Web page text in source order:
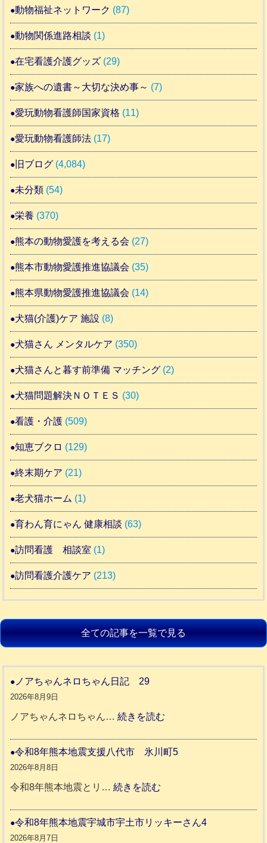
動物福祉ネットワーク (87)
動物関係進路相談 (1)
在宅看護介護グッズ (29)
家族への遺書～大切な決め事～ (7)
愛玩動物看護師国家資格 (11)
愛玩動物看護師法 (17)
旧ブログ (4,084)
未分類 (54)
栄養 (370)
熊本の動物愛護を考える会 (27)
熊本市動物愛護推進協議会 (35)
熊本県動物愛護推進協議会 (14)
犬猫(介護)ケア 施設 (8)
犬猫さん メンタルケア (350)
犬猫さんと暮す前準備 マッチング (2)
犬猫問題解決ＮＯＴＥＳ (30)
看護・介護 (509)
知恵ブクロ (129)
終末期ケア (21)
老犬猫ホーム (1)
育わん育にゃん 健康相談 (63)
訪問看護 相談室 (1)
訪問看護介護ケア (213)
全ての記事を一覧で見る
ノアちゃんネロちゃん日記 29
2026年8月9日
ノアちゃんネロちゃん…続きを読む
ア
ネ
令和8年熊本地震支援八代市 氷川町5
2026年8月8日
令和8年熊本地震とリ…続きを読む
和
令和8年熊本地震宇城市宇土市リッキーさん4
2026年8月7日